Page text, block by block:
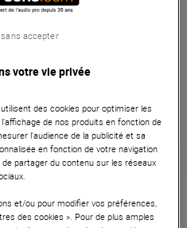
Mensualités :
2x379.67 €
Coût de financement :
0 €
TAEG fixe : 0
3
Sérénité
votre vie privée
des cookies pour optimiser les
de nos produits en fonction de
l'audience de la publicité et sa
en fonction de votre navigation
partager du contenu sur les réseaux
et/ou pour modifier vos préférences,
des cookies ». Pour de plus amples
accepter